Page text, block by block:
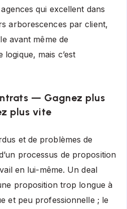
qui excellent dans
arborescences par client,
avant même de
logique, mais c’est
— Gagnez plus
plus vite
et de problèmes de
processus de proposition
en lui-même. Un deal
proposition trop longue à
et peu professionnelle ; le